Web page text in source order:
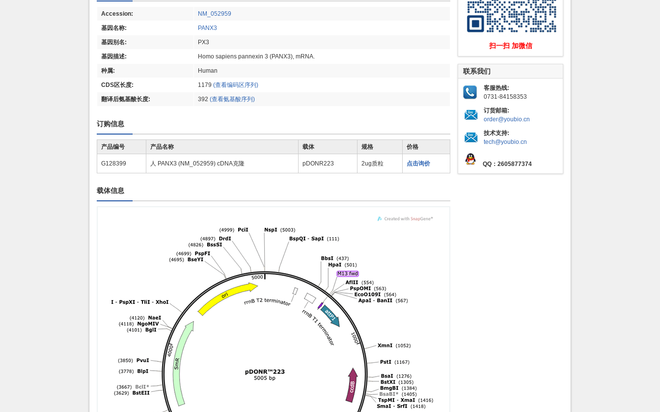
Accession: NM_052959
基因名称: PANX3
基因别名: PX3
基因描述: Homo sapiens pannexin 3 (PANX3), mRNA.
种属: Human
CDS区长度: 1179 (查看编码区序列)
翻译后氨基酸长度: 392 (查看氨基酸序列)
订购信息
产品编号 产品名称 载体 规格 价格
G128399 人 PANX3 (NM_052959) cDNA克隆 pDONR223 2ug质粒 点击询价
载体信息
扫一扫 加微信
联系我们
客服热线:
0731-84158353
订货邮箱:
order@youbio.cn
技术支持:
tech@youbio.cn
QQ：2605877374